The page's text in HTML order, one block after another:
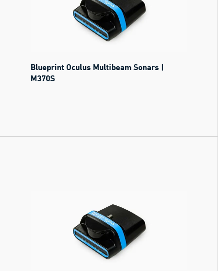
Blueprint Oculus Multibeam Sonars |
M370S